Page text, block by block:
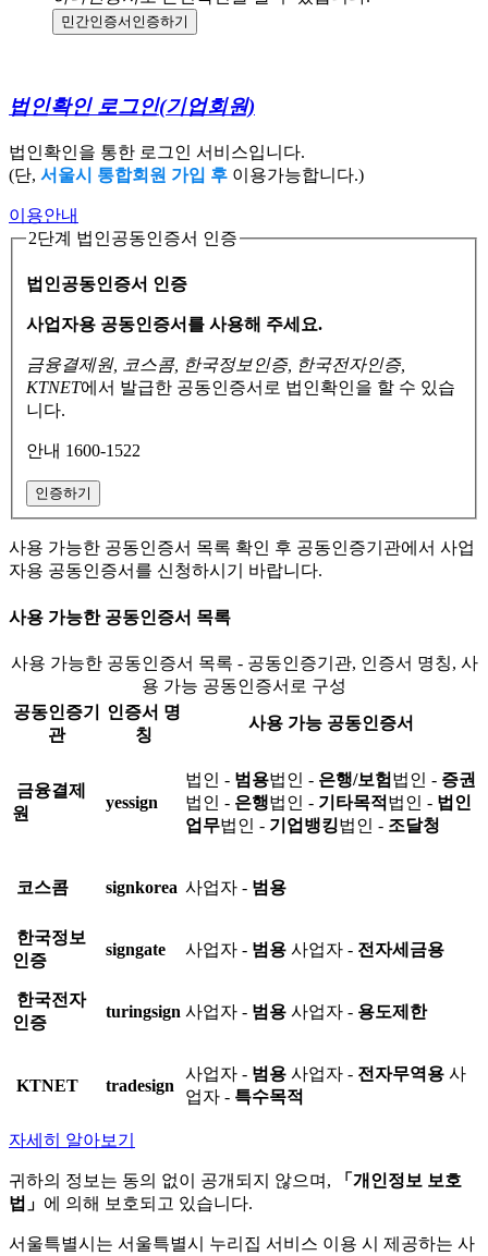
민간인증서 인증하기
법인확인 로그인(기업회원)
법인확인을 통한 로그인 서비스입니다.
(단, 서울시 통합회원 가입 후 이용가능합니다.)
이용안내
2단계 법인공동인증서 인증
법인공동인증서 인증
사업자용 공동인증서를 사용해 주세요.
금융결제원, 코스콤, 한국정보인증, 한국전자인증,
KTNET에서 발급한 공동인증서로 법인확인을 할 수 있습
니다.
안내 1600-1522
인증하기
사용 가능한 공동인증서 목록 확인 후 공동인증기관에서 사업
자용 공동인증서를 신청하시기 바랍니다.
사용 가능한 공동인증서 목록
사용 가능한 공동인증서 목록 - 공동인증기관, 인증서 명칭, 사
용 가능 공동인증서로 구성
공동인증기
관
인증서 명
칭
사용 가능 공동인증서
금융결제
원
yessign
법인 - 범용법인 - 은행/보험 법인 - 증권
법인 - 은행법인 - 기타목적 법인 - 법인
업무법인 - 기업뱅킹법인 - 조달청
코스콤 signkorea 사업자 - 범용
한국정보
인증
signgate 사업자 - 범용 사업자 - 전자세금용
한국전자
인증
turingsign 사업자 - 범용 사업자 - 용도제한
KTNET tradesign
사업자 - 범용 사업자 - 전자무역용 사
업자 - 특수목적
자세히 알아보기
귀하의 정보는 동의 없이 공개되지 않으며,
「개인정보 보호
법」 에 의해 보호되고 있습니다.
서울특별시는 서울특별시 누리집 서비스 이용 시 제공하는 사